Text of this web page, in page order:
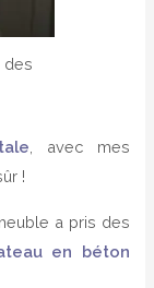
des
, avec mes
!
a pris des
en béton